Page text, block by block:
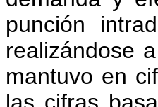
punción
realizándose
mantuvo en